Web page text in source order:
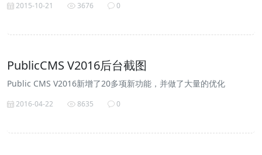
2015-10-21 3676 0
PublicCMS V2016后台截图
Public CMS V2016新增了20多项新功能，并做了大量的优化
2016-04-22 8635 0